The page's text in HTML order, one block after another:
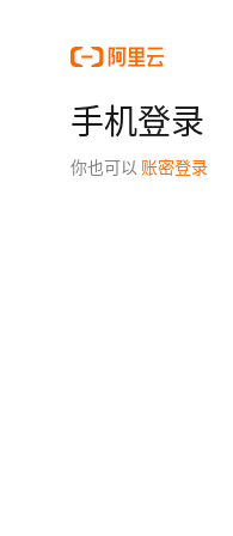
手机登录
你也可以 账密登录